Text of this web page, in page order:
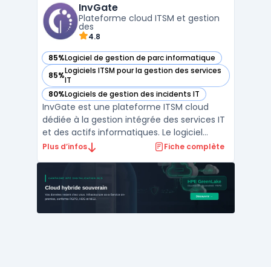
changements. Grâce à ses flux de travail
automatisés, ...
InvGate
Plateforme cloud ITSM et gestion
des
4.8
85%Logiciel de gestion de parc informatique
— voir InvGate dans cette catégorie
85%Logiciels ITSM pour la gestion des services
IT
— voir InvGate dans cette catégorie
80%Logiciels de gestion des incidents IT
— voir InvGate dans cette catégorie
InvGate est une plateforme ITSM cloud
dédiée à la gestion intégrée des services IT
et des actifs informatiques. Le logiciel
ITSM centralise gestion incidents,
connaissances selon framework ITIL.
InvGate propose un constructeur de
workflows sans code permettan ...
Plus d’infos Fiche complète